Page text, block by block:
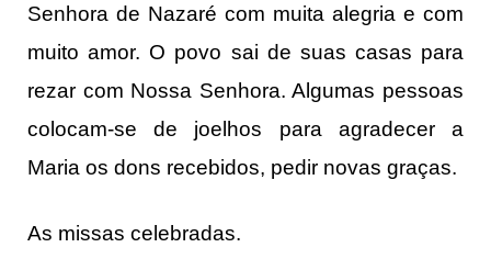
Senhora de Nazaré com muita alegria e com
muito amor. O povo sai de suas casas para
rezar com Nossa Senhora. Algumas pessoas
colocam-se de joelhos para agradecer a
Maria os dons recebidos, pedir novas graças.
As missas celebradas.